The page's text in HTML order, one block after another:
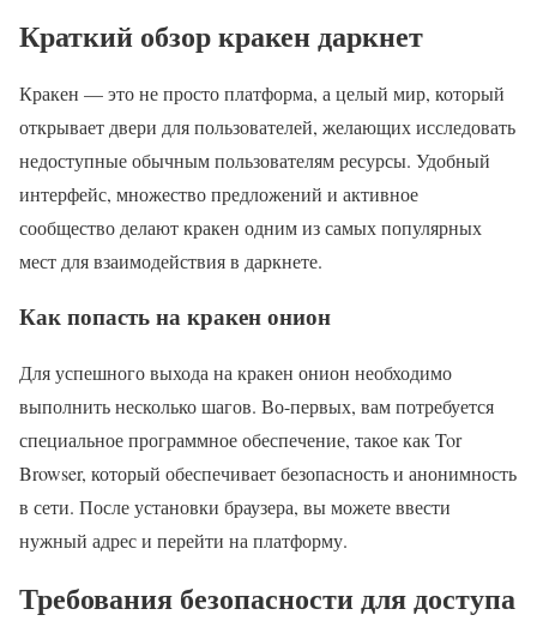
Краткий обзор кракен даркнет
Кракен — это не просто платформа, а целый мир, который
открывает двери для пользователей, желающих исследовать
недоступные обычным пользователям ресурсы. Удобный
интерфейс, множество предложений и активное
сообщество делают кракен одним из самых популярных
мест для взаимодействия в даркнете.
Как попасть на кракен онион
Для успешного выхода на кракен онион необходимо
выполнить несколько шагов. Во-первых, вам потребуется
специальное программное обеспечение, такое как Tor
Browser, который обеспечивает безопасность и анонимность
в сети. После установки браузера, вы можете ввести
нужный адрес и перейти на платформу.
Требования безопасности для доступа